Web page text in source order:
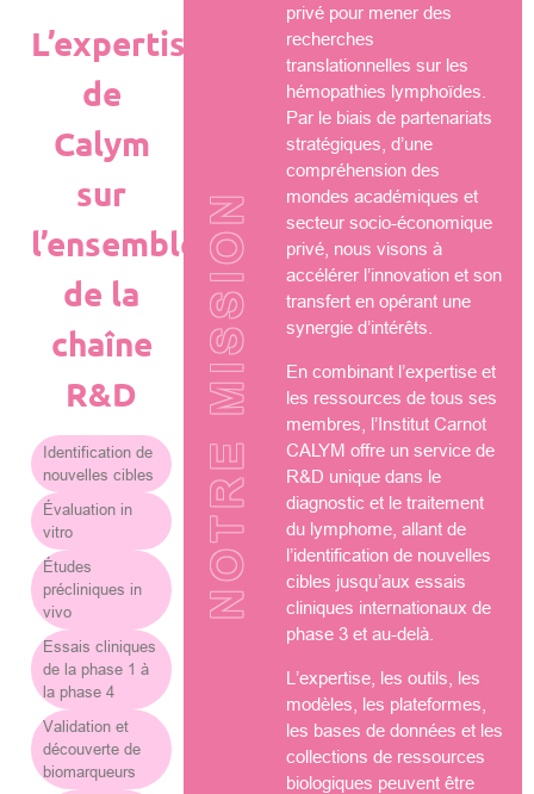
L’expertise
de
Calym
sur
l’ensemble
de la
chaîne
R&D
Identification de
nouvelles cibles
Évaluation in
vitro
Études
précliniques in
vivo
Essais cliniques
de la phase 1 à
la phase 4
Validation et
découverte de
biomarqueurs
NOTRE MISSION
privé pour mener des
recherches
translationnelles sur les
hémopathies lymphoïdes.
Par le biais de partenariats
stratégiques, d’une
compréhension des
mondes académiques et
secteur socio-économique
privé, nous visons à
accélérer l’innovation et son
transfert en opérant une
synergie d’intérêts.
En combinant l’expertise et
les ressources de tous ses
membres, l’Institut Carnot
CALYM offre un service de
R&D unique dans le
diagnostic et le traitement
du lymphome, allant de
l’identification de nouvelles
cibles jusqu’aux essais
cliniques internationaux de
phase 3 et au-delà.
L’expertise, les outils, les
modèles, les plateformes,
les bases de données et les
collections de ressources
biologiques peuvent être